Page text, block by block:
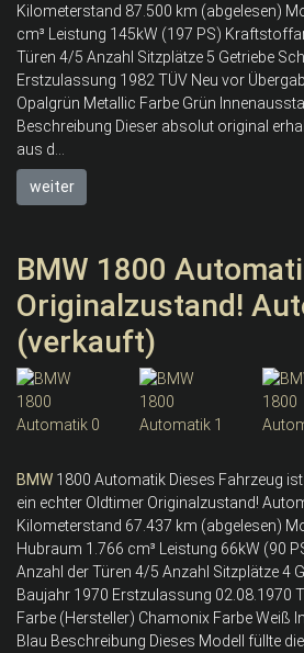
Kilometerstand 87.500 km (abgelesen)
cm³ Leistung 145kW (197 PS)
Türen 4/5 Anzahl Sitzplätze 5 Getriebe
Erstzulassung 1982 TÜV Neu vor
Opalgrün Metallic Farbe Grün
Beschreibung Dieser absolut original
aus d...
weiter
BMW 1800
Originalzustand!
(verkauft)
BMW 1800 Automatik Dieses Fahrzeug
ein echter Oldtimer Originalzustand!
Kilometerstand 67.437 km (abgelesen)
Hubraum 1.766 cm³ Leistung 66kW (90
Anzahl der Türen 4/5 Anzahl Sitzplätze 4
Baujahr 1970 Erstzulassung 02.08.1970
Farbe (Hersteller) Chamonix Farbe Weiß
Blau Beschreibung Dieses Modell füllte